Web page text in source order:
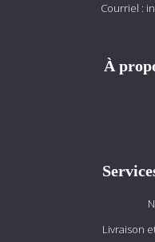
Courriel :
À
Livraison